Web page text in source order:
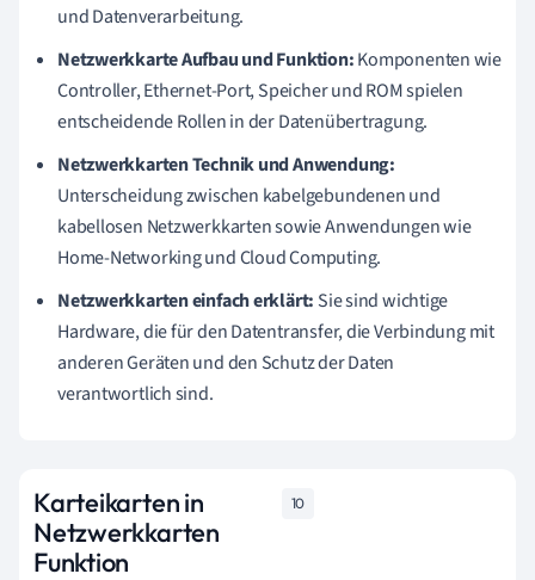
und Datenverarbeitung.
Netzwerkkarte Aufbau und Funktion:Komponenten wie
Controller, Ethernet-Port, Speicher und ROM spielen
entscheidende Rollen in der Datenübertragung.
Netzwerkkarten Technik und Anwendung:
Unterscheidung zwischen kabelgebundenen und
kabellosen Netzwerkkarten sowie Anwendungen wie
Home-Networking und Cloud Computing.
Netzwerkkarten einfach erklärt: Sie sind wichtige
Hardware, die für den Datentransfer, die Verbindung mit
anderen Geräten und den Schutz der Daten
verantwortlich sind.
Karteikarten in
Netzwerkkarten
Funktion
10